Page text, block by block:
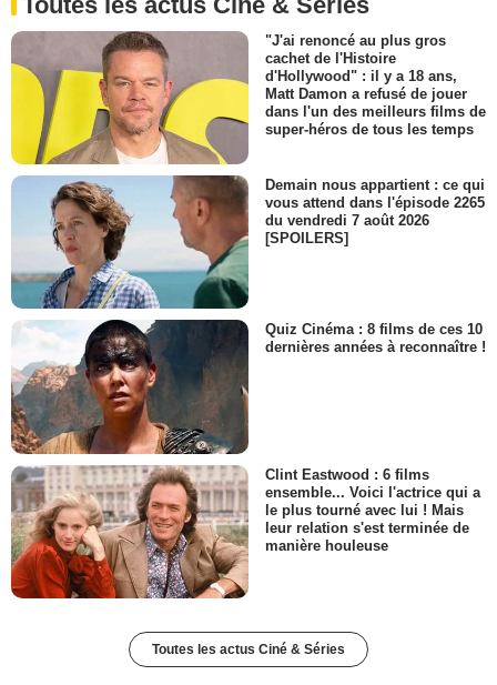
"J'ai renoncé au plus gros
cachet de l'Histoire
d'Hollywood" : il y a 18 ans,
Matt Damon a refusé de jouer
dans l'un des meilleurs films de
super-héros de tous les temps
Demain nous appartient : ce qui
vous attend dans l'épisode 2265
du vendredi 7 août 2026
[SPOILERS]
Quiz Cinéma : 8 films de ces 10
dernières années à reconnaître !
Clint Eastwood : 6 films
ensemble... Voici l'actrice qui a
le plus tourné avec lui ! Mais
leur relation s'est terminée de
manière houleuse
Toutes les actus Ciné & Séries